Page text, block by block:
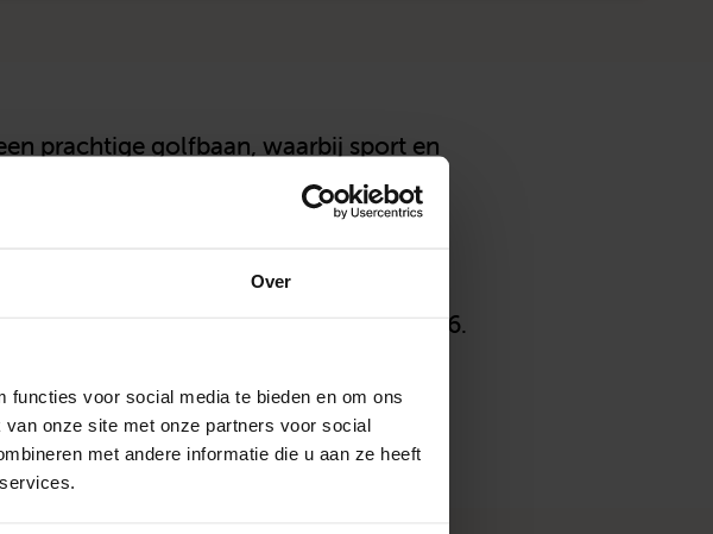
Over
voor social media te bieden en om ons
onze site met onze partners voor social
met andere informatie die u aan ze heeft
prachtige golfbaan, waarbij sport en
heeft als doel om inkomsten te
maken met de stichting en potentiële
door Met je hart te ondersteunen!
editie GOLF Met je hart op 15 april 2026.
via